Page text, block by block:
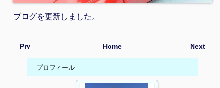
ブログを更新しました。
Prv Next
Home
プロフィール